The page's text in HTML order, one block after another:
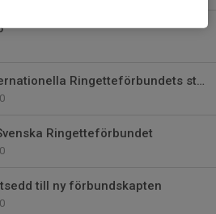
Ny ledamot i Internationella Ringetteförbundets styrelse
0
Ringetteförbundet
0
till ny förbundskapten
0